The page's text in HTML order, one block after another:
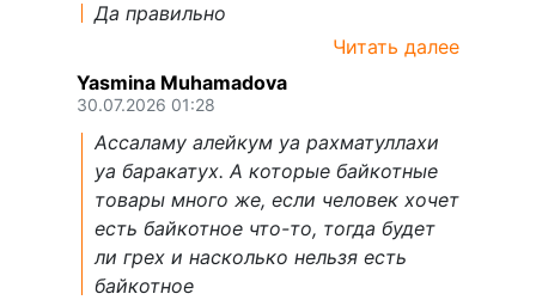
Да правильно
Читать далее
Yasmina Muhamadova
30.07.2026 01:28
Ассаламу алейкум уа рахматуллахи
уа баракатух. А которые байкотные
товары много же, если человек хочет
есть байкотное что-то, тогда будет
ли грех и насколько нельзя есть
байкотное